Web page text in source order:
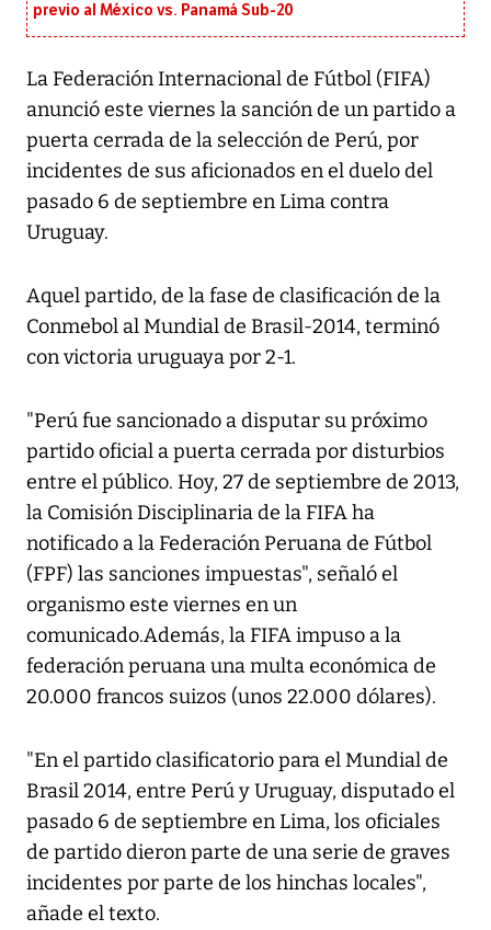
previo al México vs. Panamá Sub-20
La Federación Internacional de Fútbol (FIFA)
anunció este viernes la sanción de un partido a
puerta cerrada de la selección de Perú, por
incidentes de sus aficionados en el duelo del
pasado 6 de septiembre en Lima contra
Uruguay.
Aquel partido, de la fase de clasificación de la
Conmebol al Mundial de Brasil-2014, terminó
con victoria uruguaya por 2-1.
"Perú fue sancionado a disputar su próximo
partido oficial a puerta cerrada por disturbios
entre el público. Hoy, 27 de septiembre de 2013,
la Comisión Disciplinaria de la FIFA ha
notificado a la Federación Peruana de Fútbol
(FPF) las sanciones impuestas", señaló el
organismo este viernes en un
comunicado.Además, la FIFA impuso a la
federación peruana una multa económica de
20.000 francos suizos (unos 22.000 dólares).
"En el partido clasificatorio para el Mundial de
Brasil 2014, entre Perú y Uruguay, disputado el
pasado 6 de septiembre en Lima, los oficiales
de partido dieron parte de una serie de graves
incidentes por parte de los hinchas locales",
añade el texto.